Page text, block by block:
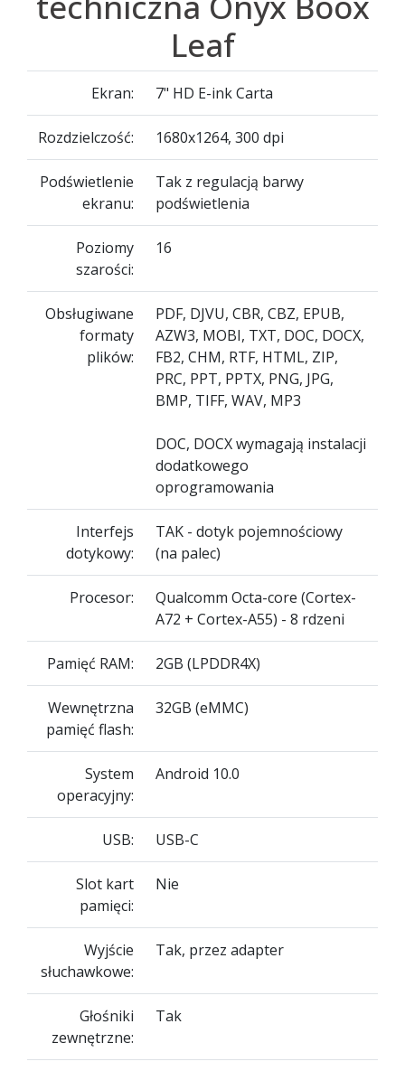
Leaf
Ekran: 7" HD E-ink Carta
Rozdzielczość: 1680x1264, 300 dpi
Podświetlenie
ekranu:
Tak z regulacją barwy
podświetlenia
Poziomy
szarości:
16
Obsługiwane
formaty
plików:
PDF, DJVU, CBR, CBZ, EPUB,
AZW3, MOBI, TXT, DOC, DOCX,
FB2, CHM, RTF, HTML, ZIP,
PRC, PPT, PPTX, PNG, JPG,
BMP, TIFF, WAV, MP3
DOC, DOCX wymagają instalacji
dodatkowego
oprogramowania
Interfejs
dotykowy:
TAK - dotyk pojemnościowy
(na palec)
Procesor:
Qualcomm Octa-core (Cortex-
A72 + Cortex-A55) - 8 rdzeni
Pamięć RAM: 2GB (LPDDR4X)
Wewnętrzna
pamięć flash:
32GB (eMMC)
System
operacyjny:
Android 10.0
USB: USB-C
Slot kart
pamięci:
Nie
Wyjście
słuchawkowe:
Tak, przez adapter
Głośniki
zewnętrzne:
Tak